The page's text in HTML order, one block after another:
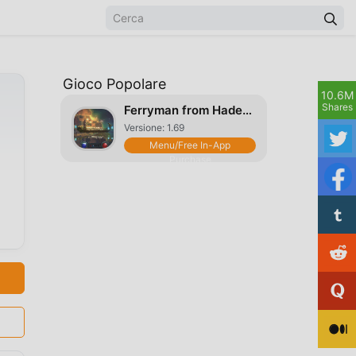
Gioco Popolare
Ferryman from Hades Roguelike
Versione: 1.69
Menu/Free In-App
10.6M
Shares